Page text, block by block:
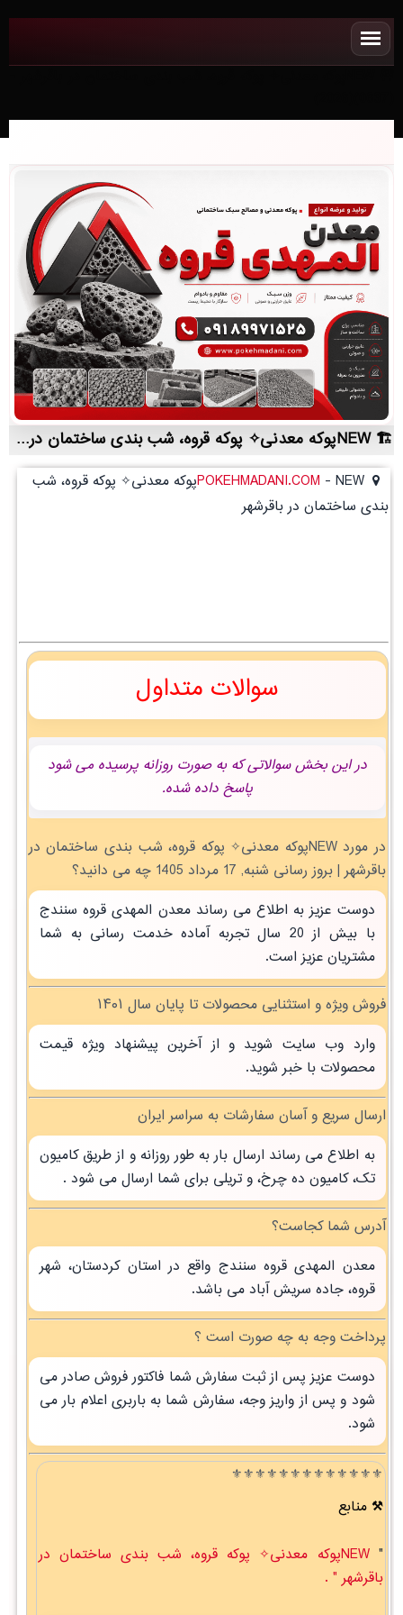
NEWپوکه معدنی✧ پوکه قروه، شب بندی ساختمان در باقرشهر | لیست قیمت روز و خرید مستقیم ، مناسب تر از نمایندگی شهرستان ها
POKEHMADANI.COM -
NEWپوکه معدنی✧ پوکه قروه، شب
بندی ساختمان در باقرشهر
سوالات متداول
در این بخش سوالاتی که به صورت روزانه پرسیده می شود
پاسخ داده شده.
در مورد NEWپوکه معدنی✧ پوکه قروه، شب بندی ساختمان در
باقرشهر | بروز رسانی شنبه, 17 مرداد 1405 چه می دانید؟
دوست عزیز به اطلاع می رساند معدن المهدی قروه سنندج
با بیش از 20 سال تجربه آماده خدمت رسانی به شما
مشتریان عزیز است.
فروش ویژه و استثنایی محصولات تا پایان سال ۱۴۰۱
وارد وب سایت شوید و از آخرین پیشنهاد ویژه قیمت
محصولات با خبر شوید.
ارسال سریع و آسان سفارشات به سراسر ایران
به اطلاع می رساند ارسال بار به طور روزانه و از طریق کامیون
تک، کامیون ده چرخ، و تریلی برای شما ارسال می شود .
آدرس شما کجاست؟
معدن المهدی قروه سنندج واقع در استان کردستان، شهر
قروه، جاده سریش آباد می باشد.
پرداخت وجه به چه صورت است ؟
دوست عزیز پس از ثبت سفارش شما فاکتور فروش صادر می
شود و پس از واریز وجه، سفارش شما به باربری اعلام بار می
شود.
⚜️⚜️⚜️⚜️⚜️⚜️⚜️⚜️⚜️⚜️⚜️⚜️⚜️
منابع
"
NEWپوکه معدنی✧ پوکه قروه، شب بندی ساختمان در
باقرشهر " .